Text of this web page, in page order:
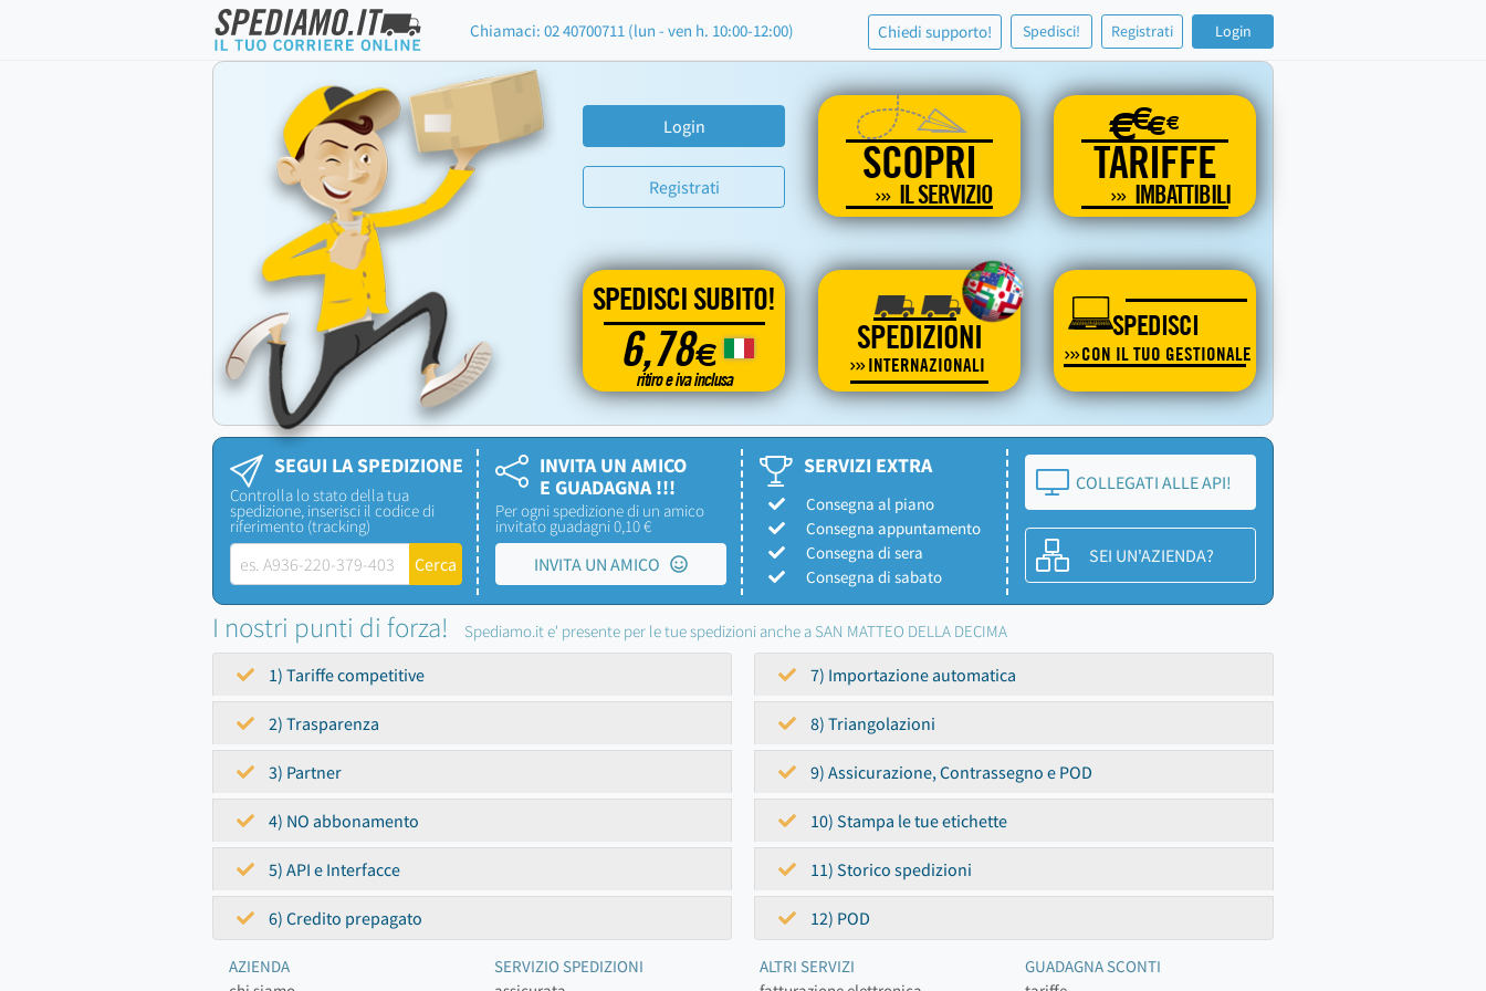
Chiamaci: 02 40700711 (lun - ven h. 10:00-12:00) Chiedi supporto! Spedisci! Registrati Login
Login
Registrati SCOPRI
IL SERVIZIO
€€€€
TARIFFE
IMBATTIBILI
SPEDISCI SUBITO!
6,78€
ritiro e iva inclusa
SPEDIZIONI
INTERNAZIONALI
SPEDISCI
CON IL TUO GESTIONALE
SEGUI LA SPEDIZIONE
Controlla lo stato della tua
spedizione, inserisci il codice di
riferimento (tracking)
INVITA UN AMICO
E GUADAGNA !!!
Per ogni spedizione di un amico
invitato guadagni 0,10 €
INVITA UN AMICO
SERVIZI EXTRA
Consegna al piano
Consegna appuntamento
Consegna di sera
Consegna di sabato
COLLEGATI ALLE API!
SEI UN'AZIENDA?
I nostri punti di forza! Spediamo.it e' presente per le tue spedizioni anche a SAN MATTEO DELLA DECIMA
1) Tariffe competitive
2) Trasparenza
3) Partner
4) NO abbonamento
5) API e Interfacce
6) Credito prepagato
7) Importazione automatica
8) Triangolazioni
9) Assicurazione, Contrassegno e POD
10) Stampa le tue etichette
11) Storico spedizioni
12) POD
AZIENDA
SERVIZIO SPEDIZIONI
ALTRI SERVIZI
GUADAGNA SCONTI